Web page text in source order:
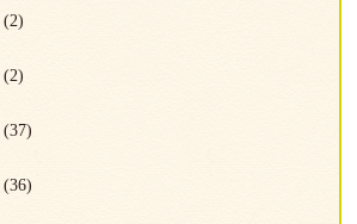
(2)
(2)
(37)
(36)